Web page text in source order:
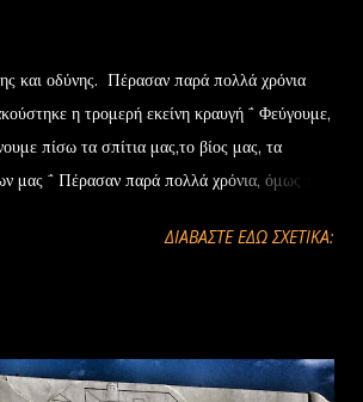
και οδύνης. Πέρασαν παρά πολλά χρόνια
η τρομερή εκείνη κραυγή ΅ Φεύγουμε,
πίσω τα σπίτια μας,το βίος μας, τα
μας ΅ Πέρασαν παρά πολλά χρόνια, όμως τις
και πολιτικ ή διάσταση και τις
μας. Η ανάμνηση των χαμένων πατρίδων
ΔΙΑΒΑΣΤΕ ΕΔΩ ΣΧΕΤΙΚΑ: